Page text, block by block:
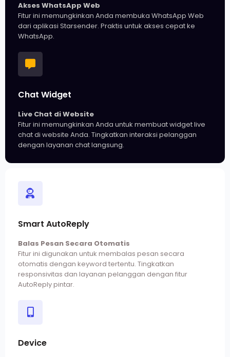
Akses WhatsApp Web
Fitur ini memungkinkan Anda membuka WhatsApp Web
dari aplikasi Starsender. Praktis untuk akses cepat ke
WhatsApp.
Chat Widget
Live Chat di Website
Fitur ini memungkinkan Anda untuk membuat widget live
chat di website Anda. Tingkatkan interaksi pelanggan
dengan layanan chat langsung.
Smart AutoReply
Balas Pesan Secara Otomatis
Fitur ini digunakan untuk membalas pesan secara
otomatis dengan keyword tertentu. Tingkatkan
responsivitas dan layanan pelanggan dengan fitur
AutoReply pintar.
Device